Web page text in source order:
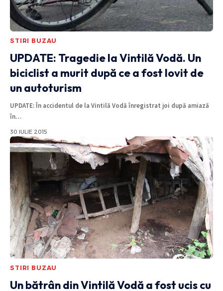
STIRI BUZAU
UPDATE: Tragedie la Vintilă Vodă. Un
biciclist a murit după ce a fost lovit de
un autoturism
UPDATE: În accidentul de la Vintilă Vodă înregistrat joi după amiază
în…
30 IULIE 2015
STIRI BUZAU
Un bătrân din Vintilă Vodă a fost ucis cu